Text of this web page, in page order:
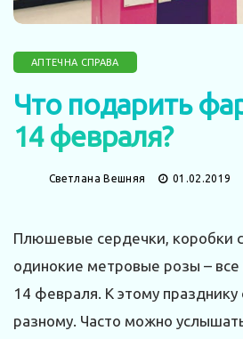
АПТЕЧНА СПРАВА
Что подарить
14 февраля?
Светлана Вешняя 01.02.2019
Плюшевые сердечки, коробки
одинокие метровые розы – все
14 февраля. К этому празднику
разному. Часто можно